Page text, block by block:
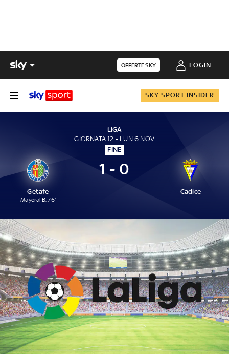
OFFERTE SKY LOGIN
SKY SPORT INSIDER
LIGA
GIORNATA 12 - LUN 6 NOV
FINE
Getafe
Mayoral B. 76'
1 - 0
Cadice
1 - 0